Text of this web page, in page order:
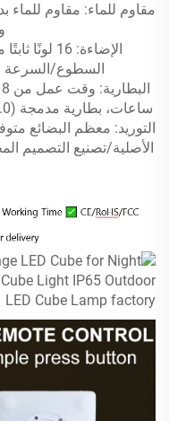
السطوع/السرعة
ساعات، بطارية مدمجة (5.0 فولت 1000 ملي أمبير في الساعة)؛
التوريد: معظم البضائع
الأصلية/تصنيع التصميم